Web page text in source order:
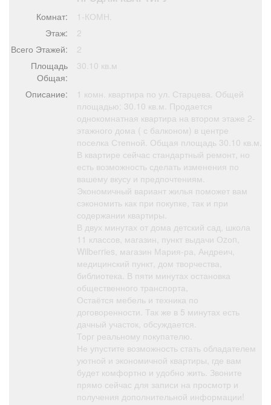
Обучение
Я - пенсионер
Комнат:
1-КОМН.
Этаж:
2
Всего Этажей:
2
Площадь
Общая:
30.10 кв.м
Описание:
1 комн. квартира по ул. Старцева. Общей
площадью: 30.10 кв.м. Продается
однокомнатная квартира на втором этаже 2-
этажного дома ( с балконом) в центре
поселка Степной. Общая площадь 30.10 кв.м.
В квартире сейчас стандартный ремонт, но
есть возможность сделать изменения по
вашему вкусу и предпочтениям.
Экономичный вариант жилья поможет вам
сэкономить как при покупке, так и при
содержании квартиры.
В двух минутах от дома детский сад, школа
11 классов, магазин, пункт выдачи Оzоn,
Wilbеrriеs, магазин Мария-ра, Андреич,
медицинский пункт, дом творчества,
библиотека. В пяти минутах остановка
общественного транспорта,
Остаётся мебель и техника по
договоренности. Так же в 5 минутах есть
дачный участок, обсуждается.
Торг реальному покупателю.
Не упустите возможность стать обладателем
уютной и экономичной квартиры, где вам
будет комфортно и удобно жить. Звоните
прямо сейчас для записи на просмотр и
получения дополнительной информации!